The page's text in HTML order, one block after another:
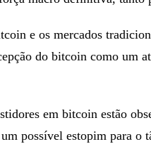
e os mercados
do bitcoin como um
em bitcoin estão
possível estopim para o